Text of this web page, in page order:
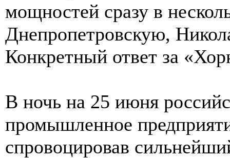
мощностей сразу в
Днепропетровскую,
Конкретный ответ за
В ночь на 25 июня
промышленное
спровоцировав